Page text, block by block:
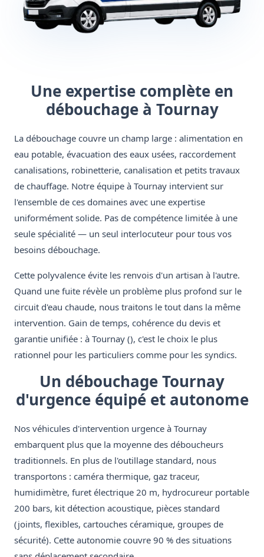
Une expertise complète en
débouchage à Tournay
La débouchage couvre un champ large : alimentation en
eau potable, évacuation des eaux usées, raccordement
canalisations, robinetterie, canalisation et petits travaux
de chauffage. Notre équipe à Tournay intervient sur
l'ensemble de ces domaines avec une expertise
uniformément solide. Pas de compétence limitée à une
seule spécialité — un seul interlocuteur pour tous vos
besoins débouchage.
Cette polyvalence évite les renvois d'un artisan à l'autre.
Quand une fuite révèle un problème plus profond sur le
circuit d'eau chaude, nous traitons le tout dans la même
intervention. Gain de temps, cohérence du devis et
garantie unifiée : à Tournay (), c'est le choix le plus
rationnel pour les particuliers comme pour les syndics.
Un débouchage Tournay
d'urgence équipé et autonome
Nos véhicules d'intervention urgence à Tournay
embarquent plus que la moyenne des déboucheurs
traditionnels. En plus de l'outillage standard, nous
transportons : caméra thermique, gaz traceur,
humidimètre, furet électrique 20 m, hydrocureur portable
200 bars, kit détection acoustique, pièces standard
(joints, flexibles, cartouches céramique, groupes de
sécurité). Cette autonomie couvre 90 % des situations